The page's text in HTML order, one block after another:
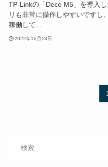
TP-Linkの「Deco M5」を導入
リも非常に操作しやすいですし
稼働して...
2022年12月13日
1